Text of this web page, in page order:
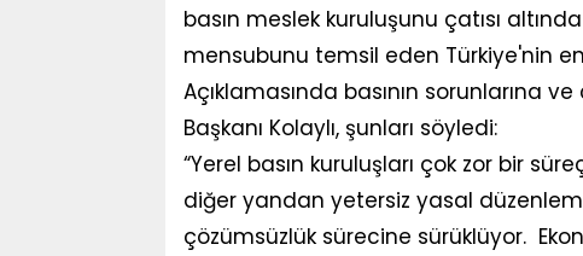
basın meslek kuruluşunu çatısı
mensubunu temsil eden Türkiye'nin
Açıklamasında basının sorunlarına
Başkanı Kolaylı, şunları söyledi:
“Yerel basın kuruluşları çok zor bir
diğer yandan yetersiz yasal
çözümsüzlük sürecine sürüklüyor.